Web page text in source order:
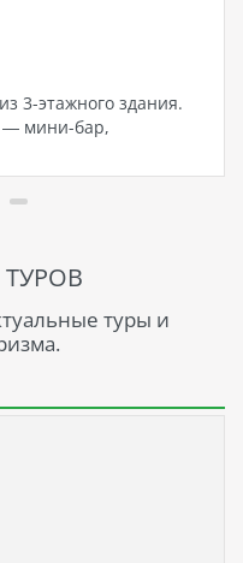
3-этажного здания.
— мини-бар,
туры и